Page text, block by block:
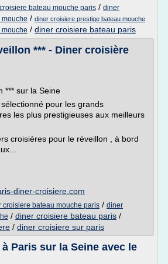
bateau mouche paris / diner
/ diner croisiere prestige bateau mouche
/ diner croisiere bateau paris
*** - Diner croisière
*** sur la Seine
pour les grands
les plus prestigieuses aux meilleurs
croisières pour le réveillon , à bord
diner-croisiere.com
croisiere bateau mouche paris / diner
/ diner croisiere bateau paris /
/ diner croisiere sur paris
Paris sur la Seine avec le